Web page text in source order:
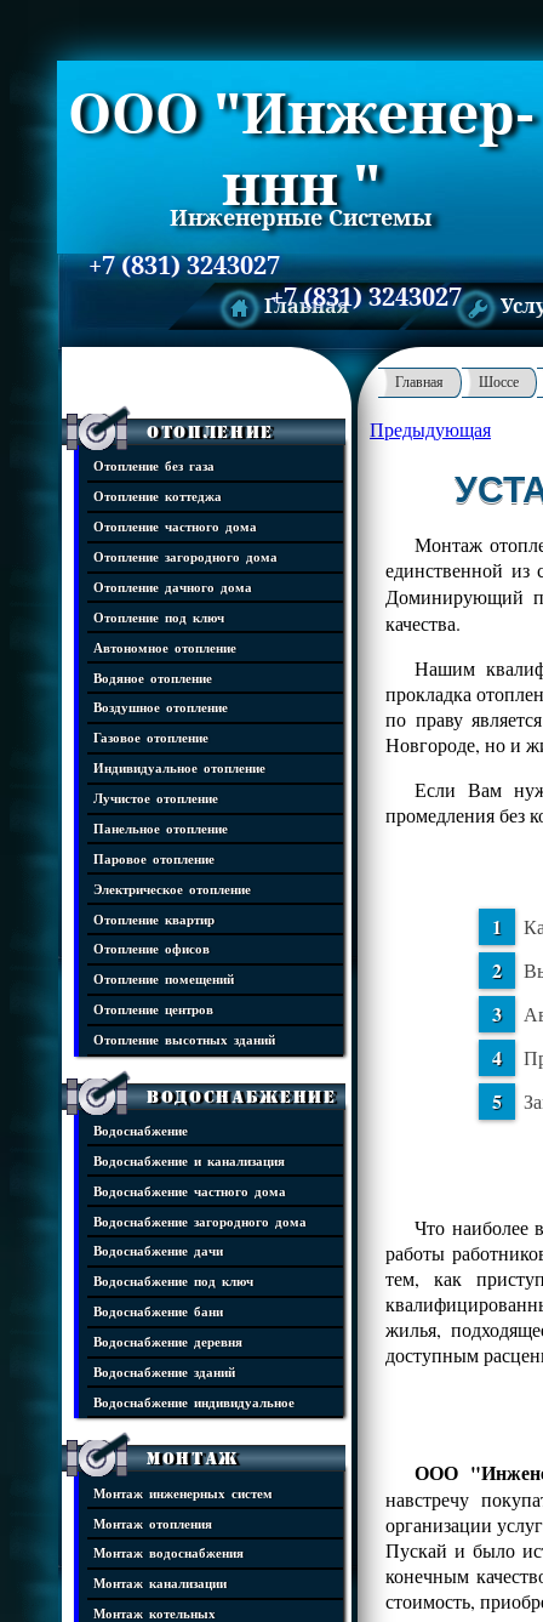
ООО "Инженер-
ннн "
Инженерные Системы
+7 (831) 3243027
+7 (831) 3243027
Главная
Отопление
Отопление без газа
Отопление коттеджа
Отопление частного дома
Отопление загородного дома
Отопление дачного дома
Отопление под ключ
Автономное отопление
Водяное отопление
Воздушное отопление
Газовое отопление
Индивидуальное отопление
Лучистое отопление
Панельное отопление
Паровое отопление
Электрическое отопление
Отопление квартир
Отопление офисов
Отопление помещений
Отопление центров
Отопление высотных зданий
Водоснабжение
Водоснабжение
Водоснабжение и канализация
Водоснабжение частного дома
Водоснабжение загородного дома
Водоснабжение дачи
Водоснабжение под ключ
Водоснабжение бани
Водоснабжение деревня
Водоснабжение зданий
Водоснабжение индивидуальное
Монтаж
Монтаж инженерных систем
Монтаж отопления
Монтаж водоснабжения
Монтаж канализации
Монтаж котельных
Главная Шоссе
Предыдующая
Монтаж
единственной из
Доминирующий
качества.
Нашим
прокладка
по праву
Новгороде, но и
Если Вам
промедления без
Что наиболее
работы
тем, как
жилья,
доступным
ООО
навстречу
организации
Пускай и было
конечным
стоимость,